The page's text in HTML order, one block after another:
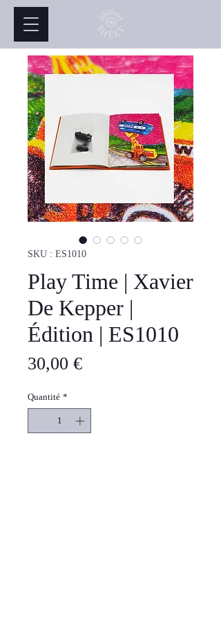
SKU : ES1010
Play Time | Xavier
De Kepper |
Édition | ES1010
30,00 €Prix
Quantité *